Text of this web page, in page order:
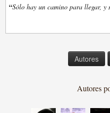
“Sólo hay un camino para llegar,
Autores
Autores